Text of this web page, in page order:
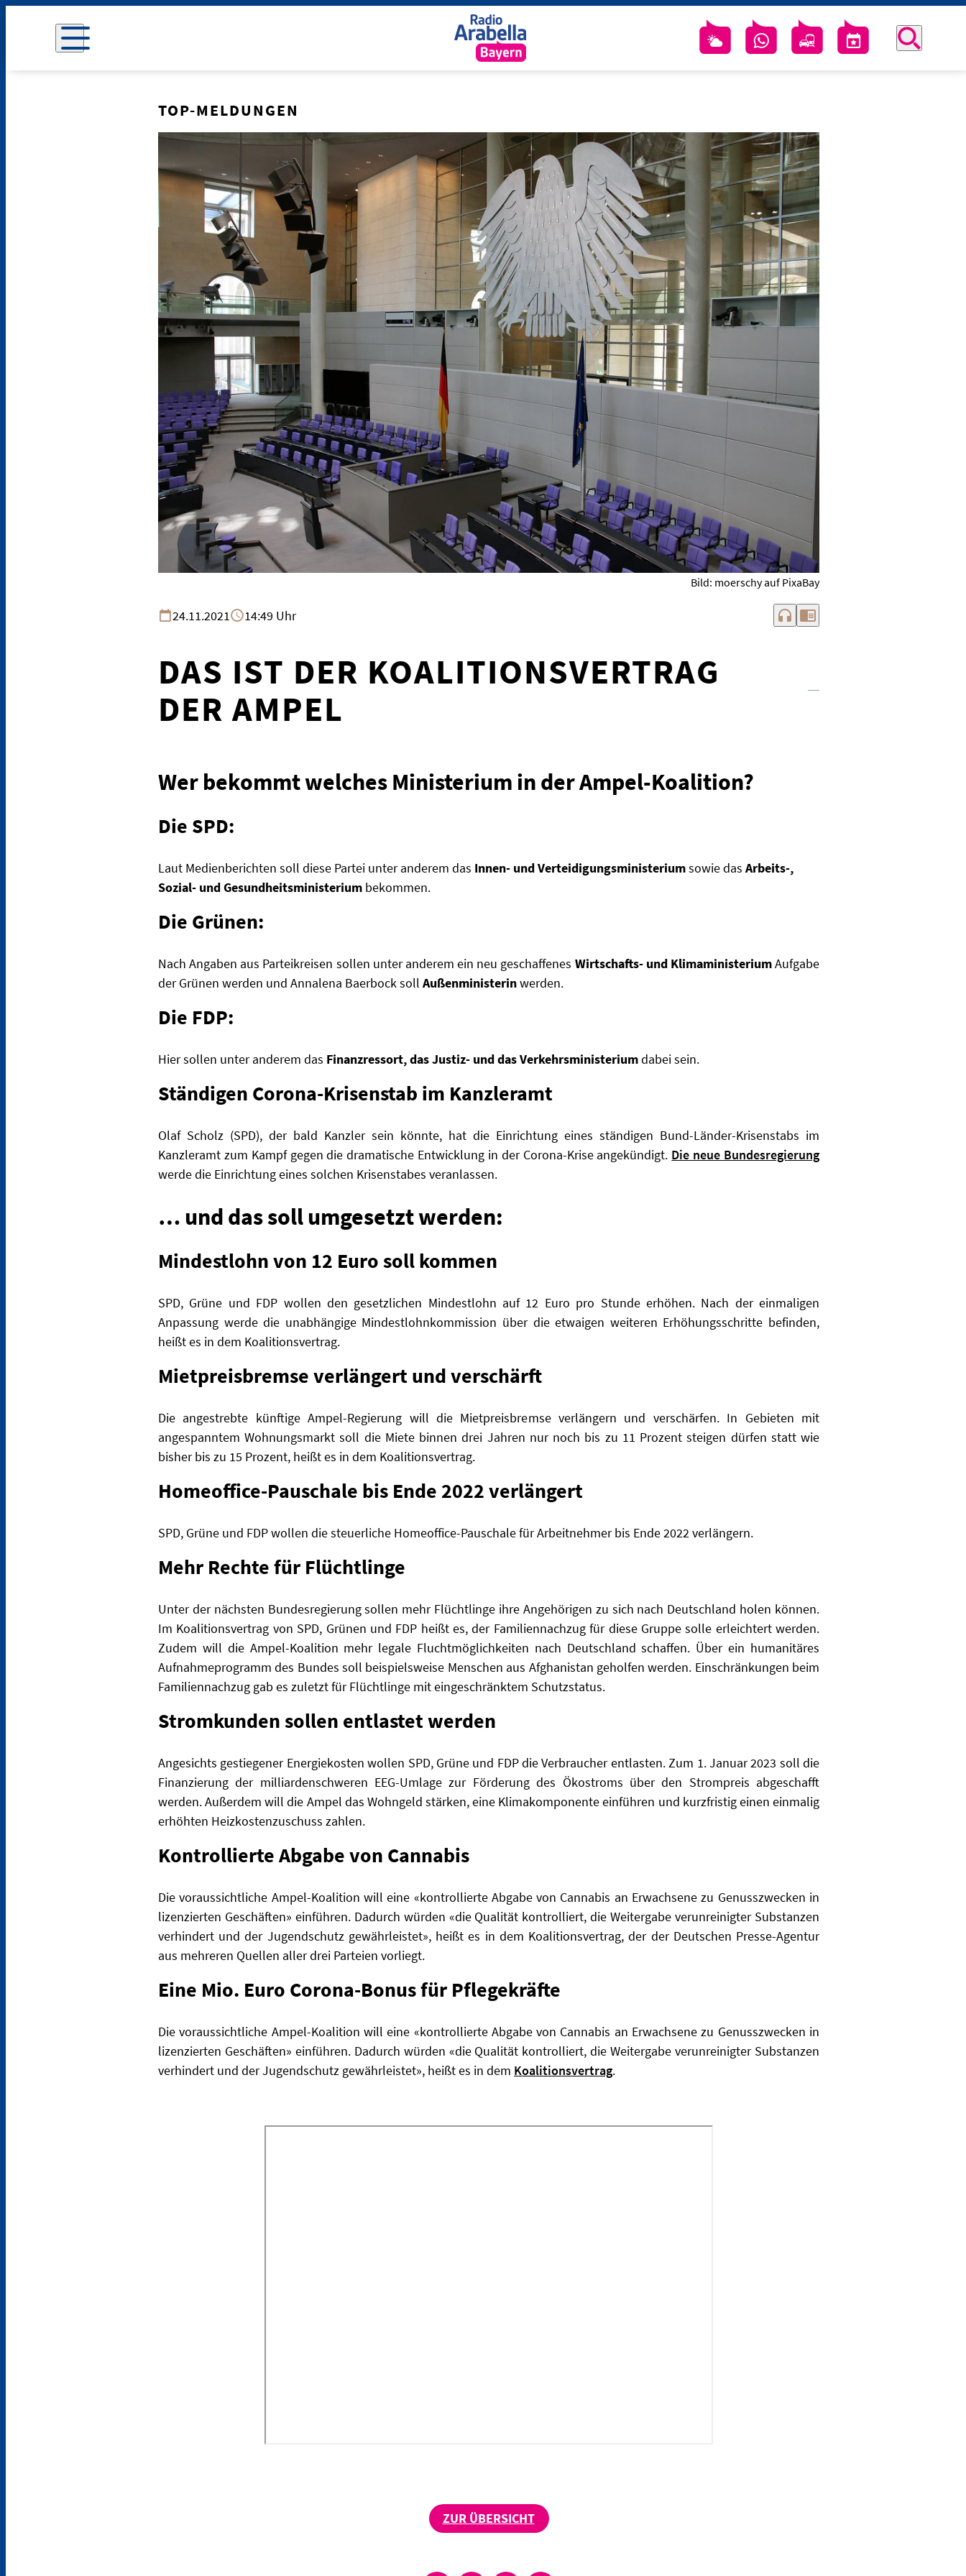
TOP-MELDUNGEN
Bild: moerschy auf PixaBay
24.11.2021 14:49 Uhr headphones chrome_reader_mode
DAS IST DER KOALITIONSVERTRAG
DER AMPEL
Wer bekommt welches Ministerium in der Ampel-Koalition?
Die SPD:
Laut Medienberichten soll diese Partei unter anderem das Innen- und Verteidigungsministeriumsowie das Arbeits-,
Sozial- und Gesundheitsministerium bekommen.
Die Grünen:
Nach Angaben aus Parteikreisen sollen unter anderem ein neu geschaffenes Wirtschafts- und KlimaministeriumAufgabe
der Grünen werden und Annalena Baerbock soll Außenministerinwerden.
Die FDP:
Hier sollen unter anderem das Finanzressort, das Justiz- und das Verkehrsministeriumdabei sein.
Ständigen Corona-Krisenstab im Kanzleramt
Olaf Scholz (SPD), der bald Kanzler sein könnte, hat die Einrichtung eines ständigen Bund-Länder-Krisenstabs im
Kanzleramt zum Kampf gegen die dramatische Entwicklung in der Corona-Krise angekündigt. Die neue Bundesregierung
werde die Einrichtung eines solchen Krisenstabes veranlassen.
… und das soll umgesetzt werden:
Mindestlohn von 12 Euro soll kommen
SPD, Grüne und FDP wollen den gesetzlichen Mindestlohn auf 12 Euro pro Stunde erhöhen. Nach der einmaligen
Anpassung werde die unabhängige Mindestlohnkommission über die etwaigen weiteren Erhöhungsschritte befinden,
heißt es in dem Koalitionsvertrag.
Mietpreisbremse verlängert und verschärft
Die angestrebte künftige Ampel-Regierung will die Mietpreisbremse verlängern und verschärfen. In Gebieten mit
angespanntem Wohnungsmarkt soll die Miete binnen drei Jahren nur noch bis zu 11 Prozent steigen dürfen statt wie
bisher bis zu 15 Prozent, heißt es in dem Koalitionsvertrag.
Homeoffice-Pauschale bis Ende 2022 verlängert
SPD, Grüne und FDP wollen die steuerliche Homeoffice-Pauschale für Arbeitnehmer bis Ende 2022 verlängern.
Mehr Rechte für Flüchtlinge
Unter der nächsten Bundesregierung sollen mehr Flüchtlinge ihre Angehörigen zu sich nach Deutschland holen können.
Im Koalitionsvertrag von SPD, Grünen und FDP heißt es, der Familiennachzug für diese Gruppe solle erleichtert werden.
Zudem will die Ampel-Koalition mehr legale Fluchtmöglichkeiten nach Deutschland schaffen. Über ein humanitäres
Aufnahmeprogramm des Bundes soll beispielsweise Menschen aus Afghanistan geholfen werden. Einschränkungen beim
Familiennachzug gab es zuletzt für Flüchtlinge mit eingeschränktem Schutzstatus.
Stromkunden sollen entlastet werden
Angesichts gestiegener Energiekosten wollen SPD, Grüne und FDP die Verbraucher entlasten. Zum 1. Januar 2023 soll die
Finanzierung der milliardenschweren EEG-Umlage zur Förderung des Ökostroms über den Strompreis abgeschafft
werden. Außerdem will die Ampel das Wohngeld stärken, eine Klimakomponente einführen und kurzfristig einen einmalig
erhöhten Heizkostenzuschuss zahlen.
Kontrollierte Abgabe von Cannabis
Die voraussichtliche Ampel-Koalition will eine «kontrollierte Abgabe von Cannabis an Erwachsene zu Genusszwecken in
lizenzierten Geschäften» einführen. Dadurch würden «die Qualität kontrolliert, die Weitergabe verunreinigter Substanzen
verhindert und der Jugendschutz gewährleistet», heißt es in dem Koalitionsvertrag, der der Deutschen Presse-Agentur
aus mehreren Quellen aller drei Parteien vorliegt.
Eine Mio. Euro Corona-Bonus für Pflegekräfte
Die voraussichtliche Ampel-Koalition will eine «kontrollierte Abgabe von Cannabis an Erwachsene zu Genusszwecken in
lizenzierten Geschäften» einführen. Dadurch würden «die Qualität kontrolliert, die Weitergabe verunreinigter Substanzen
verhindert und der Jugendschutz gewährleistet», heißt es in dem Koalitionsvertrag.
ZUR ÜBERSICHT